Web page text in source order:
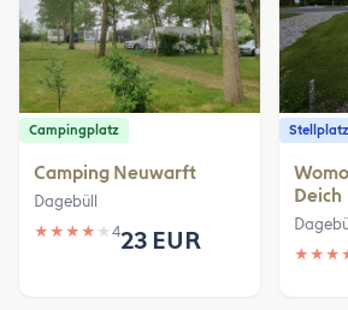
Campingplatz
Camping Neuwarft
Dagebüll
★ ★ ★ ★ ★ 423 EUR
Stellplatz
Deich
★ ★ ★